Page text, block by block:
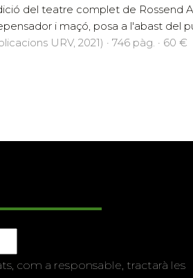
del teatre complet de Rossend
i maçó, posa a l'abast del
URV, 2021) · 746 pàg. · 60 €
com a responsable, tractarà les